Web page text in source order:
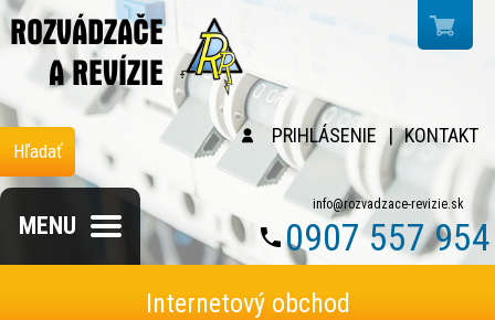
PRIHLÁSENIE | KONTAKT
Hľadať
info@rozvadzace-revizie.sk
0907 557 954
Internetový obchod
MENU